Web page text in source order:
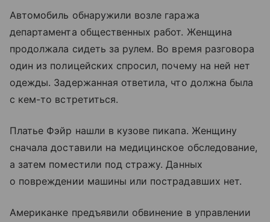
Автомобиль обнаружили возле гаража
департамента общественных работ. Женщина
продолжала сидеть за рулем. Во время разговора
один из полицейских спросил, почему на ней нет
одежды. Задержанная ответила, что должна была
с кем-то встретиться.
Платье Фэйр нашли в кузове пикапа. Женщину
сначала доставили на медицинское обследование,
а затем поместили под стражу. Данных
о повреждении машины или пострадавших нет.
Американке предъявили обвинение в управлении